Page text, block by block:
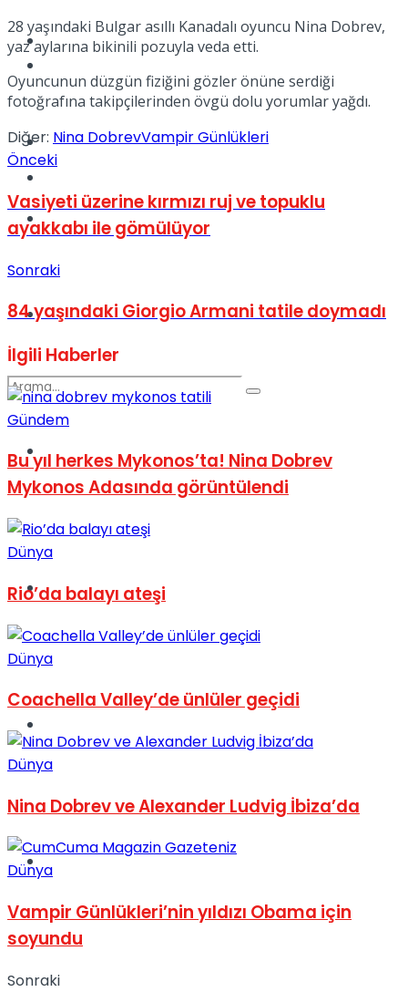
TV
Dünya
Türkiye
Müzik
Tatil
Spor
Podcast
No Result
View All Result
28 yaşındaki Bulgar asıllı Kanadalı oyuncu Nina Dobrev,
yaz aylarına bikinili pozuyla veda etti.
Oyuncunun düzgün fiziğini gözler önüne serdiği
fotoğrafına takipçilerinden övgü dolu yorumlar yağdı.
Diğer: Nina DobrevVampir Günlükleri
Önceki
Vasiyeti üzerine kırmızı ruj ve topuklu
ayakkabı ile gömülüyor
Sonraki
84 yaşındaki Giorgio Armani tatile doymadı
İlgili Haberler
Gündem
Bu yıl herkes Mykonos’ta! Nina Dobrev
Mykonos Adasında görüntülendi
Dünya
Rio’da balayı ateşi
Dünya
Coachella Valley’de ünlüler geçidi
Dünya
Nina Dobrev ve Alexander Ludvig İbiza’da
Dünya
Vampir Günlükleri’nin yıldızı Obama için
soyundu
Sonraki